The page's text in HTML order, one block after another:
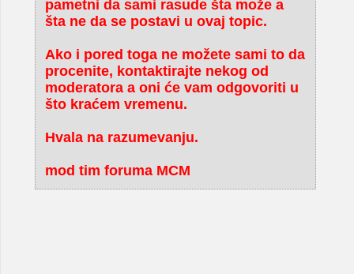
pametni da sami rasude šta može a
šta ne da se postavi u ovaj topic.
Ako i pored toga ne možete sami to da
procenite, kontaktirajte nekog od
moderatora a oni će vam odgovoriti u
što kraćem vremenu.
Hvala na razumevanju.
mod tim foruma MCM